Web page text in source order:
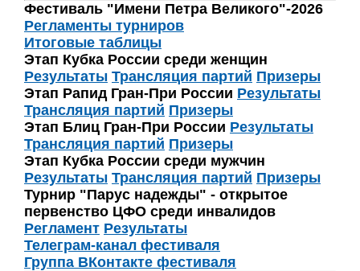
Фестиваль "Имени Петра Великого"-2026
Регламенты турниров
Итоговые таблицы
Этап Кубка России среди женщин
Результаты Трансляция партий Призеры
Этап Рапид Гран-При России Результаты
Трансляция партий Призеры
Этап Блиц Гран-При России Результаты
Трансляция партий Призеры
Этап Кубка России среди мужчин
Результаты Трансляция партий Призеры
Турнир "Парус надежды" - открытое
первенство ЦФО среди инвалидов
Регламент Результаты
Телеграм-канал фестиваля
Группа ВКонтакте фестиваля